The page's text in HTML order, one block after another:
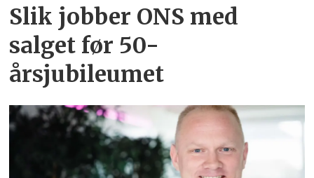
Slik jobber ONS med
salget før 50-
årsjubileumet